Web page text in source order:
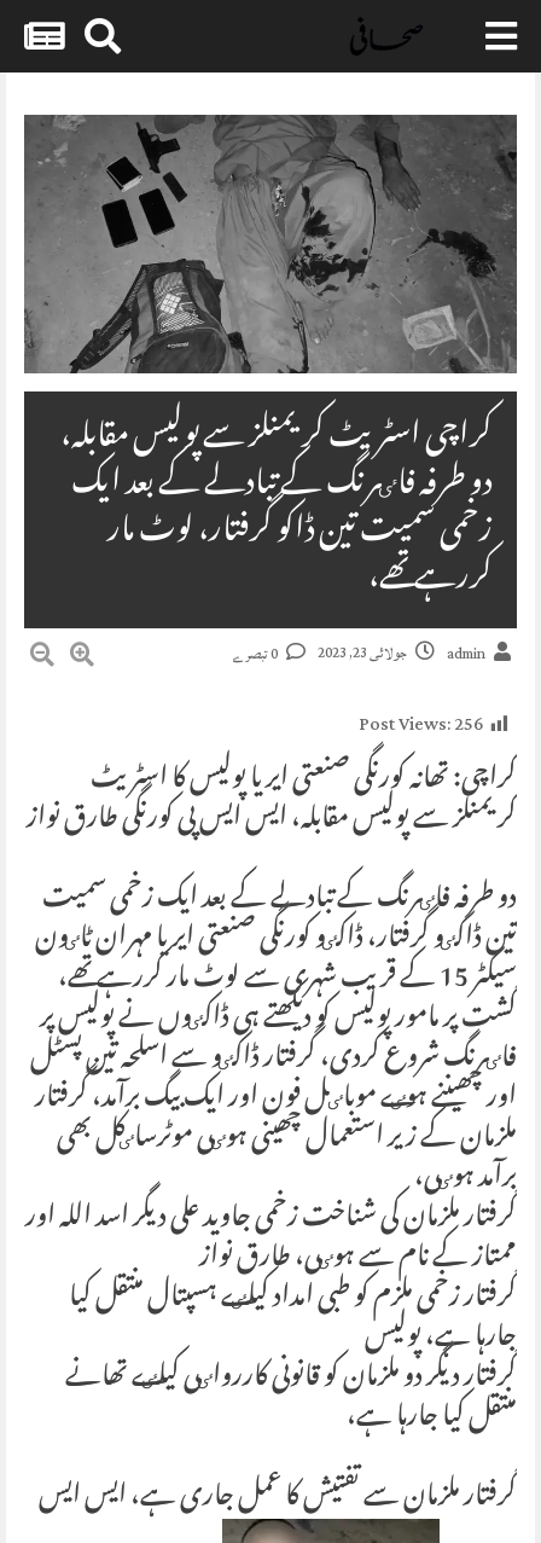
Skip
content
کراچی اسٹریٹ کریمنلز سے پولیس مقابلہ،
دو طرفہ فاٸرنگ کے تبادلے کے بعد ایک
زخمی سمیت تین ڈاکو گرفتار، لوٹ مار
کررہے تھے،
admin جولائی 23, 2023
Post Views:256
کراچی: تھانہ کورنگی صنعتی ایریا پولیس کا اسٹریٹ
کریمنلز سے پولیس مقابلہ، ایس ایس پی کورنگی طارق نواز
دو طرفہ فاٸرنگ کے تبادلے کے بعد ایک زخمی سمیت
تین ڈاکٸو گرفتار، ڈاکٸو کورنگی صنعتی ایریا مہران ٹاٸون
سیکٹر 15 کے قریب شہری سے لوٹ مار کررہے تھے،
گشت پر مامور پولیس کو دیکھتے ہی ڈاکٸوں نے پولیس پر
فاٸرنگ شروع کردی، گرفتار ڈاکٸو سے اسلحہ تین پسٹل
اور چھیننے ہوٸے موباٸل فون اور ایک بیگ برآمد، گرفتار
ملزمان کے زیر استعمال چھینی ہوٸی موٹرساٸکل بھی
برآمد ہوٸی،
گرفتار ملزمان کی شناخت زخمی جاوید علی دیگر اسد اللہ اور
ممتاز کے نام سے ہوٸی، طارق نواز
گرفتار زخمی ملزم کو طبی امداد کیلٸے ہسپتال منتقل کیا
جارہا ہے، پولیس
گرفتار دیگر دو ملزمان کو قانونی کاررواٸی کیلٸے تھانے
منتقل کیا جارہا ہے،
گرفتار ملزمان سے تفتیش کا عمل جاری ہے، ایس ایس